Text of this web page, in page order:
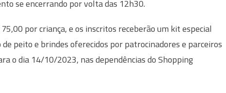
se encerrando por volta das 12h30.
por criança, e os inscritos receberão um kit especial
peito e brindes oferecidos por patrocinadores e parceiros
o dia 14/10/2023, nas dependências do Shopping